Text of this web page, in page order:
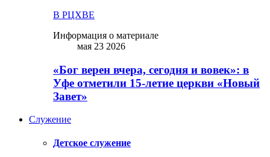
В РЦХВЕ
Информация о материале
мая 23 2026
«Бог верен вчера, сегодня и вовек»: в
Уфе отметили 15-летие церкви «Новый
Завет»
Служение
Детское служение